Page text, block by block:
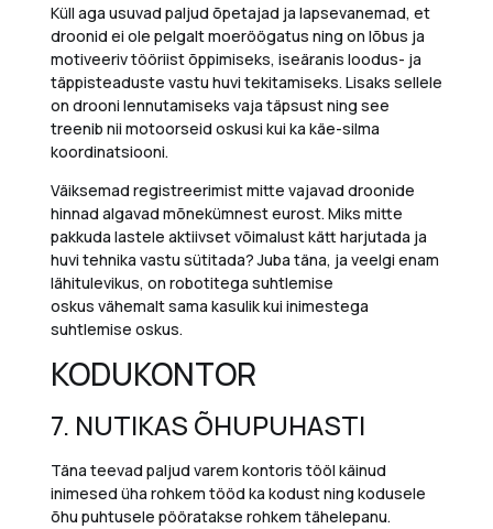
Küll aga usuvad paljud õpetajad ja lapsevanemad, et
droonid ei ole pelgalt moeröögatus ning on lõbus ja
motiveeriv tööriist õppimiseks, iseäranis loodus- ja
täppisteaduste vastu huvi tekitamiseks. Lisaks sellele
on drooni lennutamiseks vaja täpsust ning see
treenib nii motoorseid oskusi kui ka käe-silma
koordinatsiooni.
Väiksemad registreerimist mitte vajavad droonide
hinnad algavad mõnekümnest eurost. Miks mitte
pakkuda lastele aktiivset võimalust kätt harjutada ja
huvi tehnika vastu sütitada?Juba täna, ja veelgi enam
lähitulevikus, on robotitega suhtlemise
oskus vähemalt sama kasulikkui inimestega
suhtlemise oskus.
KODUKONTOR
7. NUTIKAS ÕHUPUHASTI
Täna teevad paljud varem kontoris tööl käinud
inimesed üha rohkem tööd ka kodust ning kodusele
õhu puhtusele pööratakse rohkem tähelepanu.